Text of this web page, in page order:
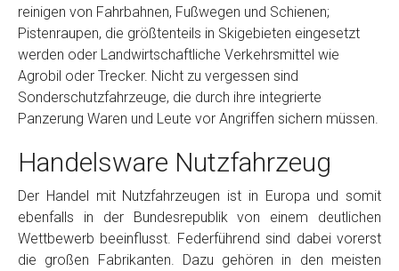
reinigen von Fahrbahnen, Fußwegen und Schienen;
Pistenraupen, die größtenteils in Skigebieten eingesetzt
werden oder Landwirtschaftliche Verkehrsmittel wie
Agrobil oder Trecker. Nicht zu vergessen sind
Sonderschutzfahrzeuge, die durch ihre integrierte
Panzerung Waren und Leute vor Angriffen sichern müssen.
Handelsware Nutzfahrzeug
Der Handel mit Nutzfahrzeugen ist in Europa und somit
ebenfalls in der Bundesrepublik von einem deutlichen
Wettbewerb beeinflusst. Federführend sind dabei vorerst
die großen Fabrikanten. Dazu gehören in den meisten